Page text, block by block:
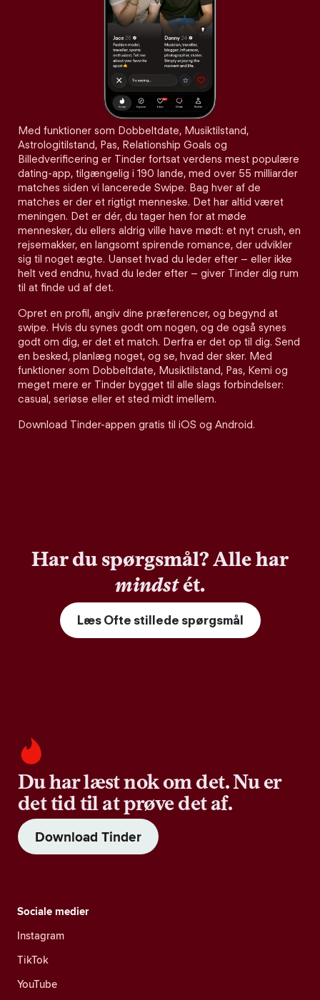
Med funktioner som Dobbeltdate, Musiktilstand,
Astrologitilstand, Pas, Relationship Goals og
Billedverificering er Tinder fortsat verdens mest populære
dating-app, tilgængelig i 190 lande, med over 55 milliarder
matches siden vi lancerede Swipe. Bag hver af de
matches er der et rigtigt menneske. Det har altid været
meningen. Det er dér, du tager hen for at møde
mennesker, du ellers aldrig ville have mødt: et nyt crush, en
rejsemakker, en langsomt spirende romance, der udvikler
sig til noget ægte. Uanset hvad du leder efter – eller ikke
helt ved endnu, hvad du leder efter – giver Tinder dig rum
til at finde ud af det.
Opret en profil, angiv dine præferencer, og begynd at
swipe. Hvis du synes godt om nogen, og de også synes
godt om dig, er det et match. Derfra er det op til dig. Send
en besked, planlæg noget, og se, hvad der sker. Med
funktioner som Dobbeltdate, Musiktilstand, Pas, Kemi og
meget mere er Tinder bygget til alle slags forbindelser:
casual, seriøse eller et sted midt imellem.
Download Tinder-appen gratis til iOS og Android.
Har du spørgsmål? Alle har
mindstét.
Læs Ofte stillede spørgsmål
Du har læst nok om det. Nu er
det tid til at prøve det af.
Download Tinder
Sociale medier
Instagram
TikTok
YouTube